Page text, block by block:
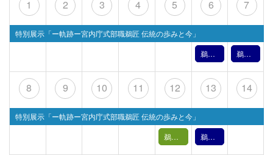
1
特別展示「ー軌跡ー宮内庁式部職鵜匠 伝統の歩みと今」
2 3 4 5 6
鵜飼文化の紹介【6月6日】（2026年）
7
鵜飼文化の紹介【6月7日】（2026年）
8
特別展示「ー軌跡ー宮内庁式部職鵜匠 伝統の歩みと今」
9 10 11 12
鵜飼バックヤードツアー【 6月12日(金) 】
13
鵜飼文化の紹介【6月13日】（2026年）
14